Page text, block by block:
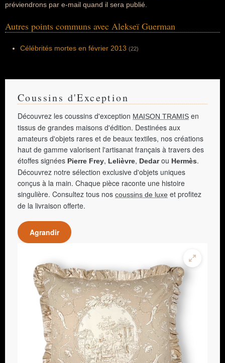
préviendrons par e-mail quand il sera publié.
Autres points communs avec Alekseï Guerman
Célébrités mortes en février 2013 (22)
Coussins d'Exception
Découvrez les coussins d'exception MAISON TRAMIS en
tissus de grandes maisons d'édition. Destinées aux
amateurs d'objets rares et de beaux textiles, nos créations
haut de gamme valorisent l'artisanat français à travers des
étoffes signées Pierre Frey, Lelièvre, Dedarou Hermès.
Découvrez notre sélection exclusive d'objets uniques
conçus à la main. Chaque pièce raconte une histoire
singulière. Consultez tous nos coussins de luxe et profitez
de la livraison offerte.
Agrandir